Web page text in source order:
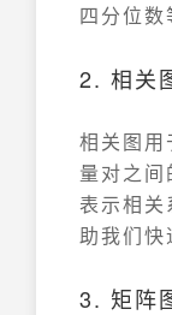
四分位数
2. 相关
相关图用
量对之
表示相关
助我们快
3. 矩阵